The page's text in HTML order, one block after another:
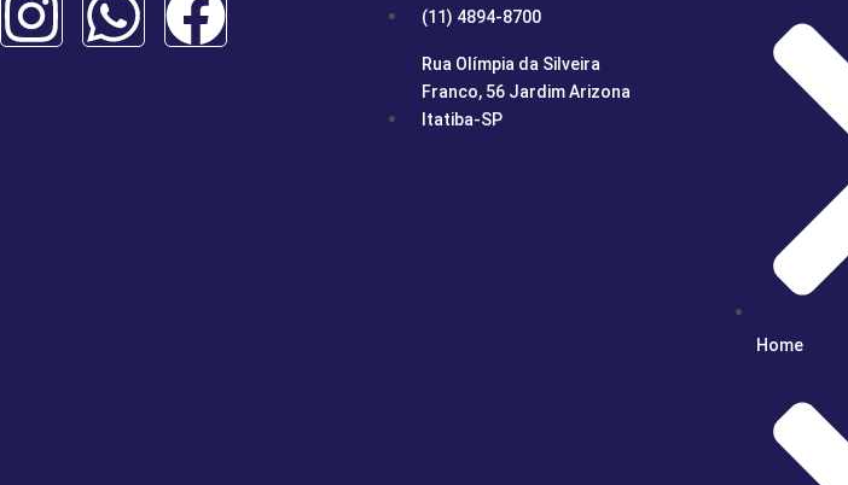
(11) 4894-8700
Rua Olímpia da Silveira
Franco, 56 Jardim Arizona
Itatiba-SP
Home